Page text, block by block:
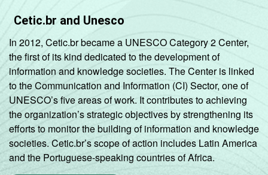
ocupadas)
Sem
informações
13 13
Fonte: Núcleo de Informação e Coordenação
do Ponto BR. (2025). Pesquisa sobre o setor
de provimento de serviços de Internet no
Brasil: TIC Provedores 2024 [Tabelas].
Cetic.br and Unesco
In 2012, Cetic.br became a UNESCO Category 2 Center,
the first of its kind dedicated to the development of
information and knowledge societies. The Center is linked
to the Communication and Information (CI) Sector, one of
UNESCO’s five areas of work. It contributes to achieving
the organization’s strategic objectives by strengthening its
efforts to monitor the building of information and knowledge
societies. Cetic.br’s scope of action includes Latin America
and the Portuguese-speaking countries of Africa.